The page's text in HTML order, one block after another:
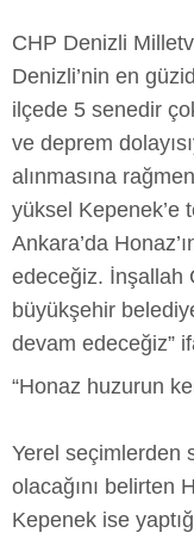
CHP Denizli
Denizli’nin en
ilçede 5 senedir
ve deprem
alınmasına
yüksel Kepenek’e
Ankara’da
edeceğiz. İnşallah
büyükşehir
devam edeceğiz”
“Honaz huzurun
Yerel seçimlerden
olacağını belirten
Kepenek ise